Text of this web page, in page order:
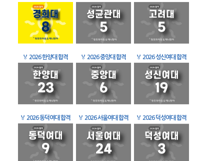
🏅 2026 한양대 합격 🏅 2026 중앙대 합격 🏅 2026 성신여대 합격
🏅 2026 동덕여대 합격 🏅 2026 서울여대 합격 🏅 2026 덕성여대 합격